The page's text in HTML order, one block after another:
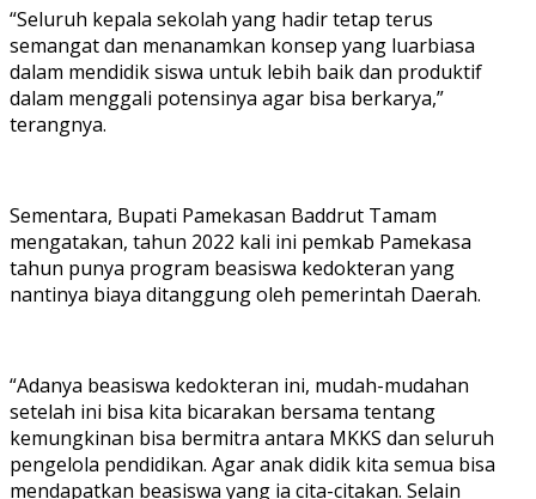
“Seluruh kepala sekolah yang hadir tetap terus
semangat dan menanamkan konsep yang luarbiasa
dalam mendidik siswa untuk lebih baik dan produktif
dalam menggali potensinya agar bisa berkarya,”
terangnya.
Sementara, Bupati Pamekasan Baddrut Tamam
mengatakan, tahun 2022 kali ini pemkab Pamekasa
tahun punya program beasiswa kedokteran yang
nantinya biaya ditanggung oleh pemerintah Daerah.
“Adanya beasiswa kedokteran ini, mudah-mudahan
setelah ini bisa kita bicarakan bersama tentang
kemungkinan bisa bermitra antara MKKS dan seluruh
pengelola pendidikan. Agar anak didik kita semua bisa
mendapatkan beasiswa yang ia cita-citakan. Selain